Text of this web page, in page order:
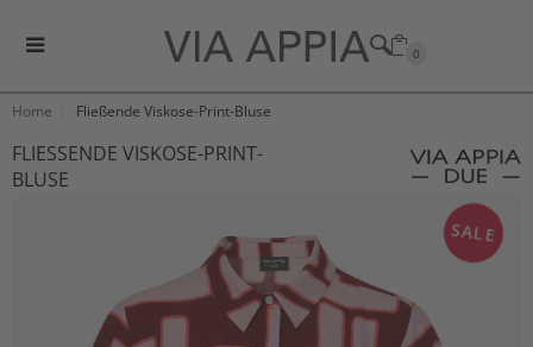
0
Home Fließende Viskose-Print-Bluse
FLIESSENDE VISKOSE-PRINT-B
LUSE
SALE